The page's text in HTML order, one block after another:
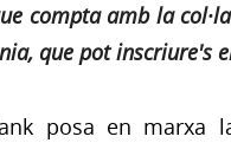
compta amb la
que pot inscriure's
posa en